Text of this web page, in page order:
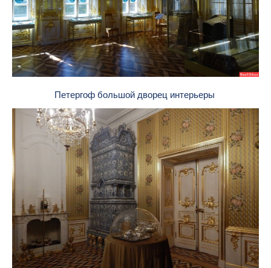
Петергоф большой дворец интерьеры